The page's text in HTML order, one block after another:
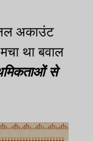
अकाउंट
था बवाल
से